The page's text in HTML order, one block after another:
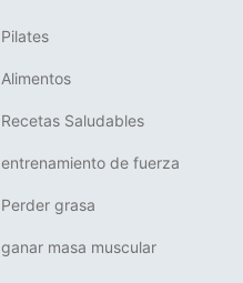
Pilates
Alimentos
Recetas Saludables
entrenamiento de fuerza
Perder grasa
ganar masa muscular